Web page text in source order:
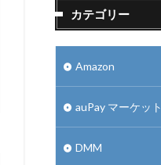
カテゴリー
Amazon
auPay マーケット
DMM